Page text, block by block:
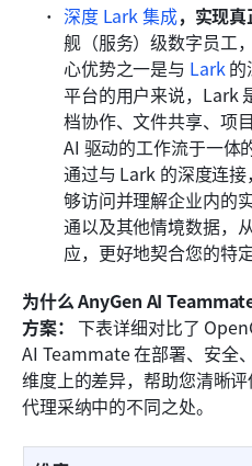
深度 Lark 集成，实现真
舰（服务）级数字员工
心优势之一是与 Lark 的
平台的用户来说，Lark
档协作、文件共享、项目
AI 驱动的工作流于一体
通过与 Lark 的深度连
够访问并理解企业内的
通以及其他情境数据，
应，更好地契合您的特
为什么 AnyGen AI
方案： 下表详细对比了
AI Teammate 在部署、安全
维度上的差异，帮助您清晰
代理采纳中的不同之处。